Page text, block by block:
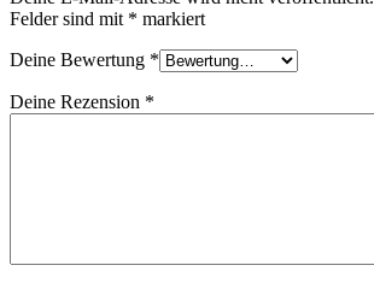
Felder sind mit * markiert
Deine Bewertung *
Deine Rezension *